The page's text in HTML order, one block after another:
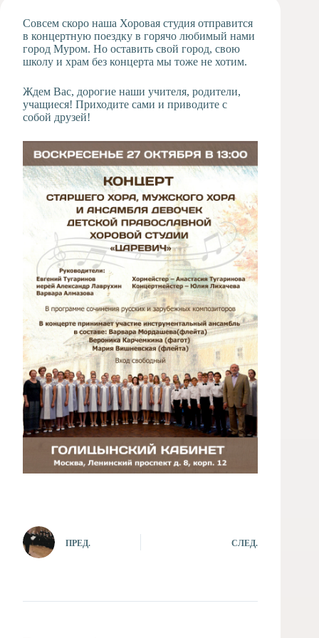
студия
Музыкальное
отделение
Служба
Тьюторская
Совсем скоро наша Хоровая студия отправится
в концертную поездку в горячо любимый нами
город Муром. Но оставить свой город, свою
школу и храм без концерта мы тоже не хотим.
Ждем Вас, дорогие наши учителя, родители,
учащиеся! Приходите сами и приводите с
собой друзей!
ПРЕД. СЛЕД.